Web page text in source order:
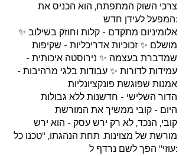
צרכי השוק המתפתח, הוא הכניס את
המפעל לעידן חדש:
✨ אלומיניום מתקדם - קלות וחוזק בשילוב
מושלם ✨ זכוכיות אדריכליות - שקיפות
שמדברת בעצמה ✨ נירוסטה איכותית -
עמידות לדורות ✨ עבודות בלגי מרהיבות -
אמנות שפוגשת פונקציונליות
הדור השלישי - חדשנות ללא גבולות
היום - קובי ממשיך את המורשת
קובי, הנכד, לא רק ירש עסק - הוא ירש
מורשת של מצוינות. תחת הנהגתו, "טכנו כל
עוזי" הפך לשם נרדף ל: